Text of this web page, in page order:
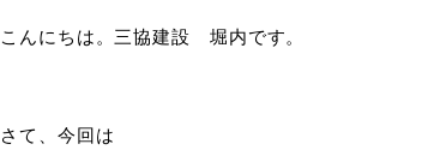
こんにちは。三協建設 堀内です。
さて、今回は